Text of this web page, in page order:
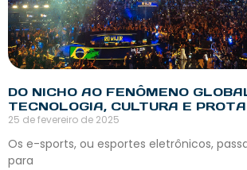
DO NICHO AO FENÔMENO
TECNOLOGIA, CULTURA E
25 de fevereiro de 2025
Os e-sports, ou esportes eletrônicos,
para